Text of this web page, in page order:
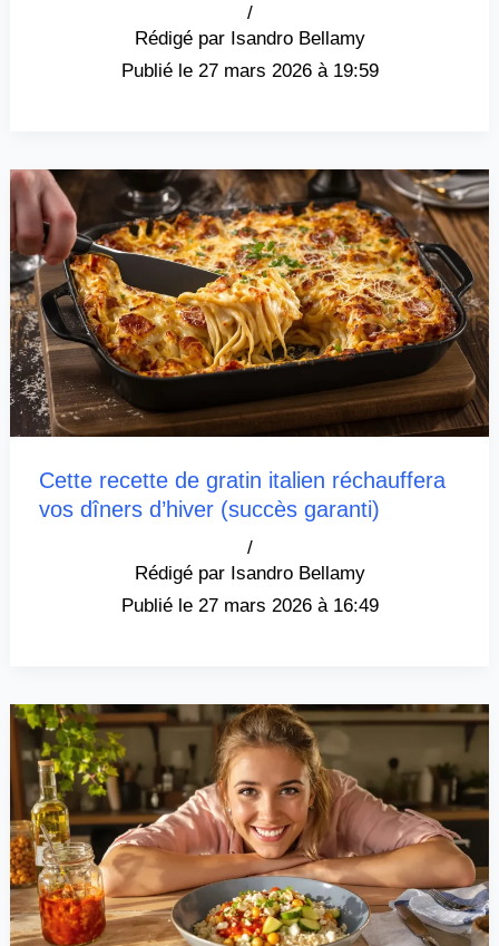
Isandro Bellamy
/
27 mars 2026 à 19:59
Cette recette de gratin italien réchauffera
vos dîners d’hiver (succès garanti)
Isandro Bellamy
/
27 mars 2026 à 16:49